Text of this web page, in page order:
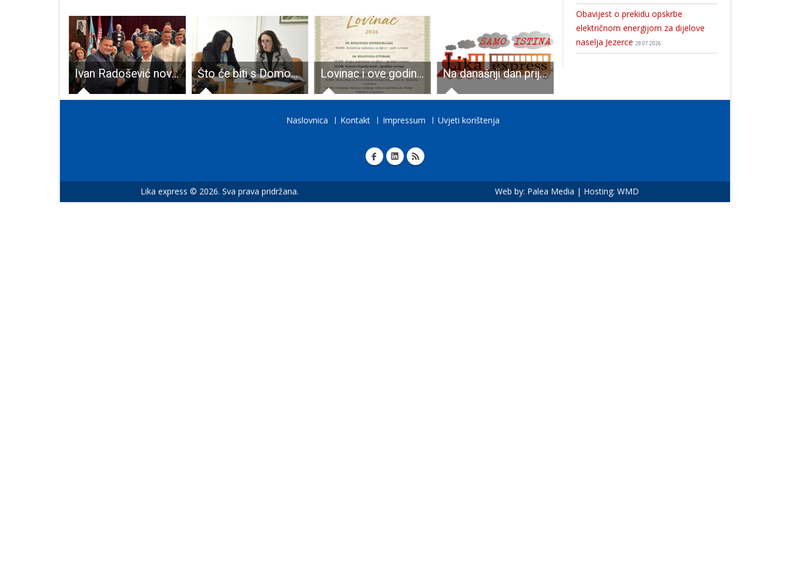
Ivan Radošević novi predsjednik TO HDZ-a Gospić Što će biti s Domom za starije i nemoćne osobe Ličko-senjske županije? Lovinac i ove godine priprema bogat program povodom Dana Općine Na današnji dan prije dvije godine rođen je internetski portal Lika-express!!!
Obavijest o prekidu opskrbe
električnom energijom za dijelove
naselja Jezerce 28.07.2026
Naslovnica Kontakt Impressum Uvjeti korištenja
Lika express © 2026. Sva prava pridržana. Web by: Palea Media | Hosting: WMD